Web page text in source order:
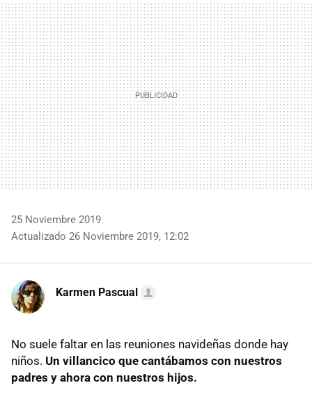
MAIL
25 Noviembre 2019
Actualizado 26 Noviembre 2019, 12:02
Karmen Pascual
No suele faltar en las reuniones navideñas donde hay
niños. Un villancico que cantábamos con nuestros
padres y ahora con nuestros hijos.